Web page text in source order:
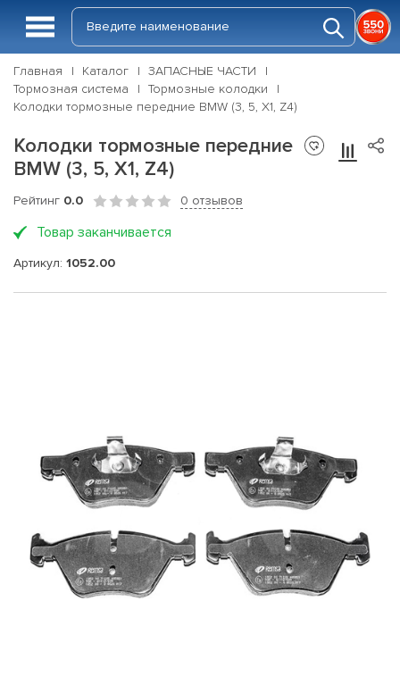
Главная Каталог
ЗАПАСНЫЕ ЧАСТИ
Тормозная система
Тормозные колодки
Колодки тормозные передние BMW (3, 5, X1, Z4)
Колодки тормозные передние
BMW (3, 5, X1, Z4)
Рейтинг 0.0 0 отзывов
Товар заканчивается
Артикул: 1052.00